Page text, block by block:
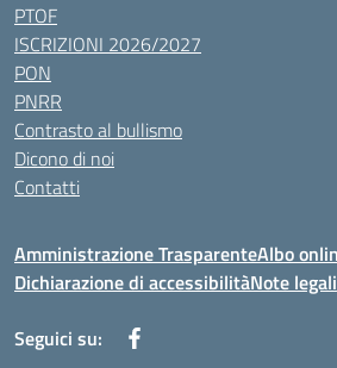
PTOF
ISCRIZIONI 2026/2027
PON
PNRR
Contrasto al bullismo
Dicono di noi
Contatti
Amministrazione TrasparenteAlbo
Dichiarazione di accessibilitàNote legali
Seguici su: